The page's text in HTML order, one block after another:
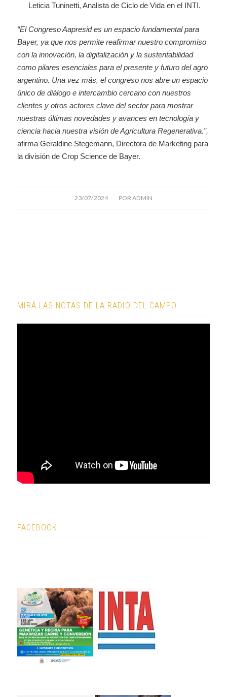
Leticia Tuninetti, Analista de Ciclo de Vida en el INTI.
“El Congreso Aapresid es un espacio fundamental para
Bayer, ya que nos permite reafirmar nuestro compromiso
con la innovación, la digitalización y la sustentabilidad
como pilares esenciales para el presente y futuro del agro
argentino. Una vez más, el congreso nos abre un espacio
único de diálogo e intercambio cercano con nuestros
clientes y otros actores clave del sector para mostrar
nuestras últimas novedades y avances en tecnología y
ciencia hacia nuestra visión de Agricultura Regenerativa.”,
afirma Geraldine Stegemann, Directora de Marketing para
la división de Crop Science de Bayer.
23/07/2024
/ POR ADMIN
MIRÁ LAS NOTAS DE LA RADIO DEL CAMPO
FACEBOOK